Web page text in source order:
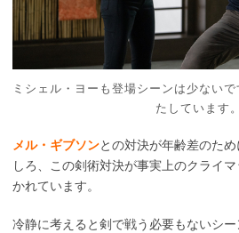
ミシェル・ヨーも登場シーンは少ない
たしています。
メル・ギブソンとの対決が年齢差のた
しろ、この剣術対決が事実上のクライ
かれています。
冷静に考えると剣で戦う必要もないシ